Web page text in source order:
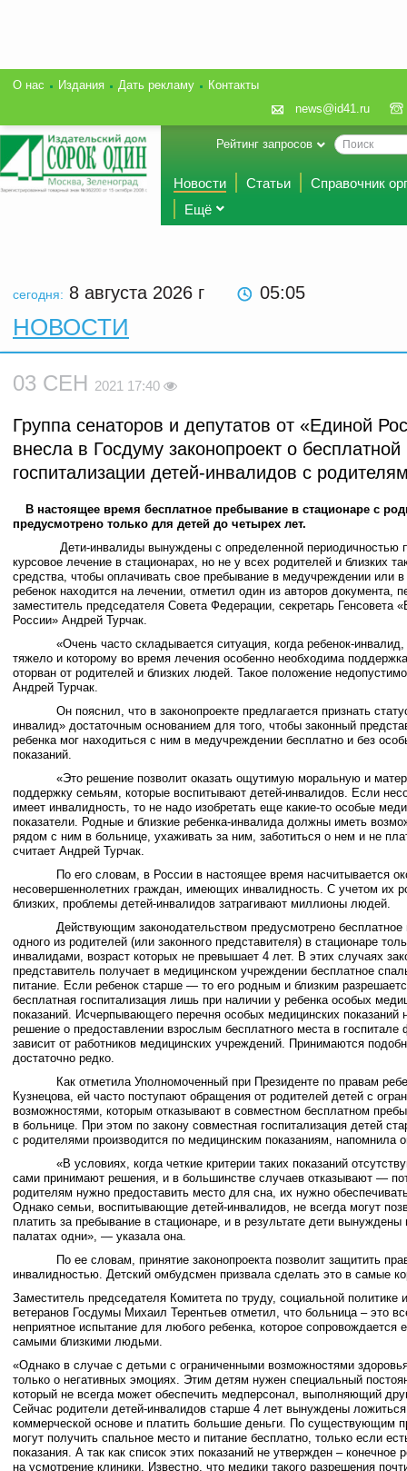
О нас Издания Дать рекламу
Контакты
news@id41.ru
Рейтинг запросов
Новости Статьи
Справочник
Ещё
сегодня: 8 августа 2026 г 05:05
НОВОСТИ
03 СЕН 2021 17:40
Группа сенаторов и депутатов от «Единой
внесла в Госдуму законопроект о бесплатной
госпитализации детей-инвалидов с
В настоящее время бесплатное пребывание в стационаре с
предусмотрено только для детей до четырех лет.
Дети-инвалиды вынуждены с определенной периодичностью
курсовое лечение в стационарах, но не у всех родителей и близких
средства, чтобы оплачивать свое пребывание в медучреждении или в
ребенок находится на лечении, отметил один из авторов документа,
заместитель председателя Совета Федерации, секретарь Генсовета
России» Андрей Турчак.
«Очень часто складывается ситуация, когда ребенок-инвалид,
тяжело и которому во время лечения особенно необходима
оторван от родителей и близких людей. Такое положение
Андрей Турчак.
Он пояснил, что в законопроекте предлагается признать
инвалид» достаточным основанием для того, чтобы законный
ребенка мог находиться с ним в медучреждении бесплатно и без
показаний.
«Это решение позволит оказать ощутимую моральную и
поддержку семьям, которые воспитывают детей-инвалидов. Если
имеет инвалидность, то не надо изобретать еще какие-то особые
показатели. Родные и близкие ребенка-инвалида должны иметь
рядом с ним в больнице, ухаживать за ним, заботиться о нем и не
считает Андрей Турчак.
По его словам, в России в настоящее время насчитывается
несовершеннолетних граждан, имеющих инвалидность. С учетом их
близких, проблемы детей-инвалидов затрагивают миллионы людей.
Действующим законодательством предусмотрено бесплатное
одного из родителей (или законного представителя) в стационаре
инвалидами, возраст которых не превышает 4 лет. В этих случаях
представитель получает в медицинском учреждении бесплатное
питание. Если ребенок старше — то его родным и близким
бесплатная госпитализация лишь при наличии у ребенка особых
показаний. Исчерпывающего перечня особых медицинских показаний
решение о предоставлении взрослым бесплатного места в госпитале
зависит от работников медицинских учреждений. Принимаются
достаточно редко.
Как отметила Уполномоченный при Президенте по правам
Кузнецова, ей часто поступают обращения от родителей детей с
возможностями, которым отказывают в совместном бесплатном
в больнице. При этом по закону совместная госпитализация детей
с родителями производится по медицинским показаниям, напомнила
«В условиях, когда четкие критерии таких показаний
сами принимают решения, и в большинстве случаев отказывают —
родителям нужно предоставить место для сна, их нужно
Однако семьи, воспитывающие детей-инвалидов, не всегда могут
платить за пребывание в стационаре, и в результате дети вынуждены
палатах одни», — указала она.
По ее словам, принятие законопроекта позволит защитить
инвалидностью. Детский омбудсмен призвала сделать это в самые
Заместитель председателя Комитета по труду, социальной политике
ветеранов Госдумы Михаил Терентьев отметил, что больница – это
неприятное испытание для любого ребенка, которое сопровождается
самыми близкими людьми.
«Однако в случае с детьми с ограниченными возможностями
только о негативных эмоциях. Этим детям нужен специальный
который не всегда может обеспечить медперсонал, выполняющий
Сейчас родители детей-инвалидов старше 4 лет вынуждены
коммерческой основе и платить большие деньги. По существующим
могут получить спальное место и питание бесплатно, только если
показания. А так как список этих показаний не утвержден – конечное
на усмотрение клиники. Известно, что медики такого разрешения